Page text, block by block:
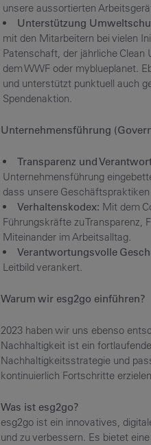
unsere aussortierten
Unterstützung
mit den Mitarbeitern bei vielen
Patenschaft, der jährliche
dem WWF oder myblueplanet.
und unterstützt punktuell auch
Spendenaktion.
Unternehmensführung
Transparenz und
Unternehmensführung
dass unsere
Verhaltenskodex: Mit dem
Führungskräfte zu
Miteinander im Arbeitsalltag.
Verantwortungsvolle
Leitbild verankert.
Warum wir esg2go einführen?
2023 haben wir uns ebenso
Nachhaltigkeit ist ein
Nachhaltigkeitsstrategie und
kontinuierlich Fortschritte
Was ist esg2go?
esg2go ist ein innovatives,
und zu verbessern. Es bietet